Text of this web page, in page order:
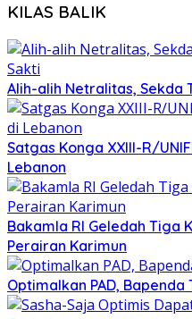
KILAS BALIK
Alih-alih Netralitas, Sekda
Satgas Konga XXIII-R/
Lebanon
Bakamla RI Geledah Tiga
Perairan Karimun
Optimalkan PAD,